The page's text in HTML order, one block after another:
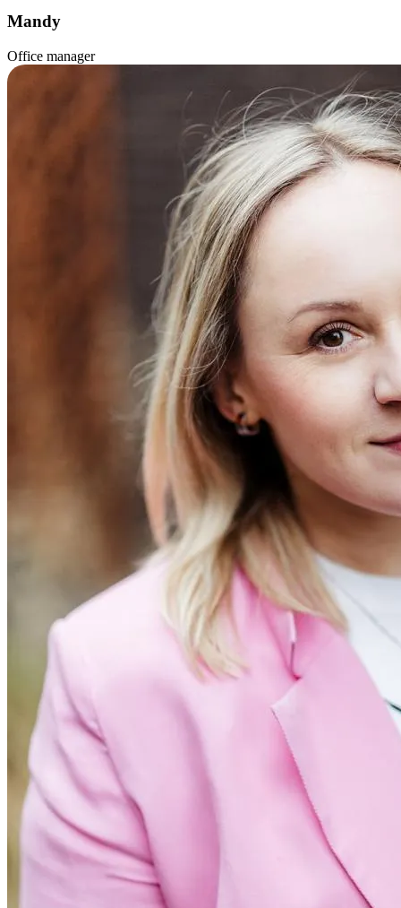
Mandy
Office manager